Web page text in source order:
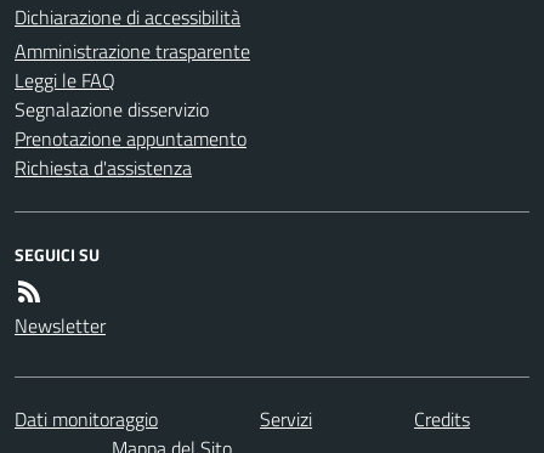
Dichiarazione di accessibilità
Amministrazione trasparente
Leggi le FAQ
Segnalazione disservizio
Prenotazione appuntamento
Richiesta d'assistenza
SEGUICI SU
Newsletter
Dati monitoraggio Servizi
Credits